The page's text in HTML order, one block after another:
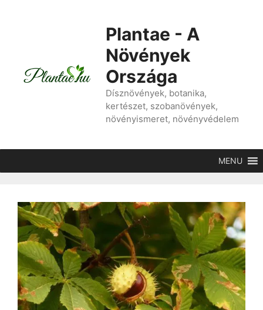
Plantae - A
Növények
Országa
Dísznövények, botanika,
kertészet, szobanövények,
növényismeret, növényvédelem
MENU